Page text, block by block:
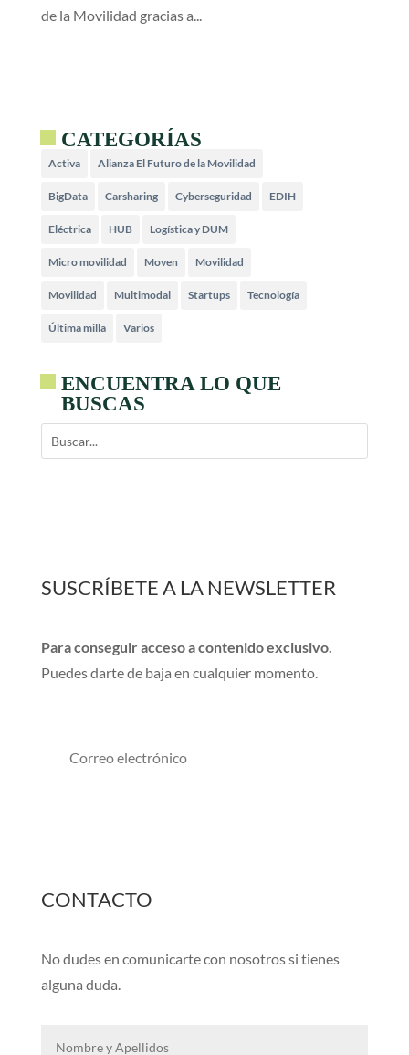
de la Movilidad gracias a...
CATEGORÍAS
Activa Alianza El Futuro de la Movilidad
BigData Carsharing Cyberseguridad EDIH
Eléctrica HUB Logística y DUM
Micro movilidad Moven Movilidad
Movilidad Multimodal Startups Tecnología
Última milla Varios
ENCUENTRA LO QUE
BUSCAS
SUSCRÍBETE A LA NEWSLETTER
Para conseguir acceso a contenido exclusivo.
Puedes darte de baja en cualquier momento.
CONTACTO
No dudes en comunicarte con nosotros si tienes
alguna duda.